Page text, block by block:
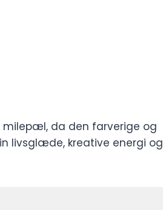
da den farverige og
livsglæde, kreative energi og